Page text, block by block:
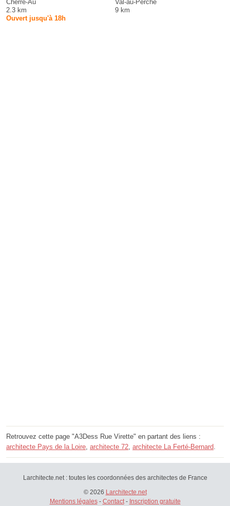
Cherré-Au
2.3 km
Ouvert jusqu'à 18h
Val-au-Perche
9 km
Retrouvez cette page "A3Dess Rue Virette" en partant des liens :
architecte Pays de la Loire, architecte 72, architecte La Ferté-Bernard.
Larchitecte.net : toutes les coordonnées des architectes de France
© 2026 Larchitecte.net
Mentions légales- Contact- Inscription gratuite